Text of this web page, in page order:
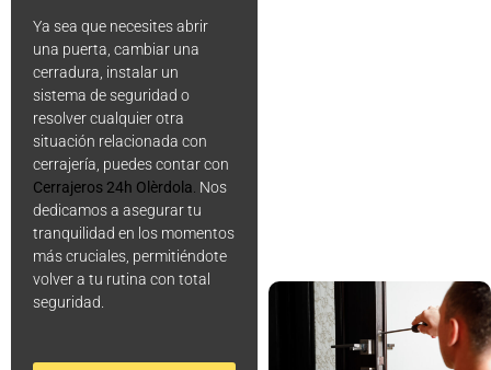
Ya sea que necesites abrir
una puerta, cambiar una
cerradura, instalar un
sistema de seguridad o
resolver cualquier otra
situación relacionada con
cerrajería, puedes contar con
Cerrajeros 24h Olèrdola Nos
dedicamos a asegurar tu
tranquilidad en los momentos
más cruciales, permitiéndote
volver a tu rutina con total
seguridad.